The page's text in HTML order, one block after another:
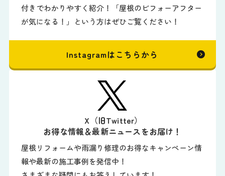
付きでわかりやすく紹介！「屋根のビフォーアフター
が気になる！」という方はぜひご覧ください！
Instagramはこちらから
X（旧Twitter）
お得な情報＆最新ニュースをお届け！
屋根リフォームや雨漏り修理のお得なキャンペーン情
報や最新の施工事例を発信中！